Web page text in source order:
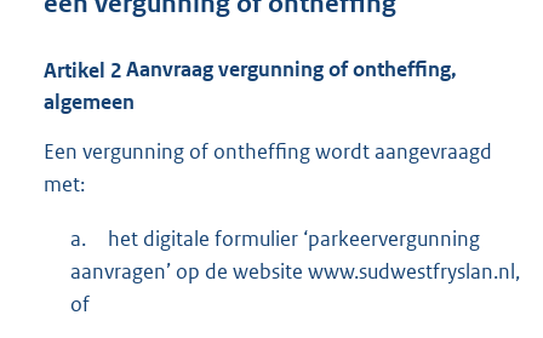
Artikel 2Aanvraag vergunning of ontheffing,
algemeen
Een vergunning of ontheffing wordt aangevraagd
met:
a.
het digitale formulier ‘parkeervergunning
aanvragen’ op de website www.sudwestfryslan.nl,
of